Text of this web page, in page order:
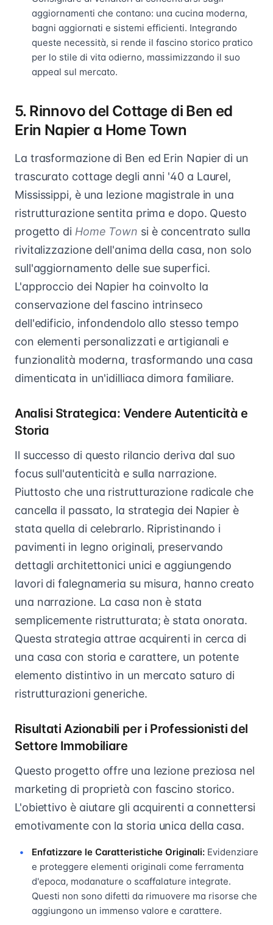
aggiornamenti che contano: una cucina moderna,
bagni aggiornati e sistemi efficienti. Integrando
queste necessità, si rende il fascino storico pratico
per lo stile di vita odierno, massimizzando il suo
appeal sul mercato.
5. Rinnovo del Cottage di Ben ed
Erin Napier a Home Town
La trasformazione di Ben ed Erin Napier di un
trascurato cottage degli anni '40 a Laurel,
Mississippi, è una lezione magistrale in una
ristrutturazione sentita prima e dopo. Questo
progetto di Home Town si è concentrato sulla
rivitalizzazione dell'anima della casa, non solo
sull'aggiornamento delle sue superfici.
L'approccio dei Napier ha coinvolto la
conservazione del fascino intrinseco
dell'edificio, infondendolo allo stesso tempo
con elementi personalizzati e artigianali e
funzionalità moderna, trasformando una casa
dimenticata in un'idilliaca dimora familiare.
Analisi Strategica: Vendere Autenticità e
Storia
Il successo di questo rilancio deriva dal suo
focus sull'autenticità e sulla narrazione.
Piuttosto che una ristrutturazione radicale che
cancella il passato, la strategia dei Napier è
stata quella di celebrarlo. Ripristinando i
pavimenti in legno originali, preservando
dettagli architettonici unici e aggiungendo
lavori di falegnameria su misura, hanno creato
una narrazione. La casa non è stata
semplicemente ristrutturata; è stata onorata.
Questa strategia attrae acquirenti in cerca di
una casa con storia e carattere, un potente
elemento distintivo in un mercato saturo di
ristrutturazioni generiche.
Risultati Azionabili per i Professionisti del
Settore Immobiliare
Questo progetto offre una lezione preziosa nel
marketing di proprietà con fascino storico.
L'obiettivo è aiutare gli acquirenti a connettersi
emotivamente con la storia unica della casa.
Enfatizzare le Caratteristiche Originali: Evidenziare
e proteggere elementi originali come ferramenta
d'epoca, modanature o scaffalature integrate.
Questi non sono difetti da rimuovere ma risorse che
aggiungono un immenso valore e carattere.